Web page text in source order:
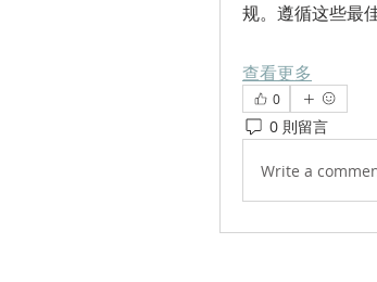
规。遵循这些最
查看更多
0
0 則留言
Write a